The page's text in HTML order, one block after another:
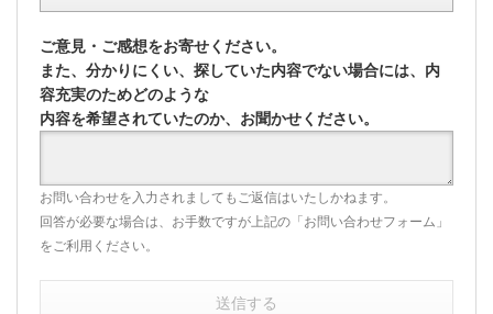
ご意見・ご感想をお寄せください。
また、分かりにくい、探していた内容でない場合には、内
容充実のためどのような
内容を希望されていたのか、お聞かせください。
お問い合わせを入力されましてもご返信はいたしかねます。
回答が必要な場合は、お手数ですが上記の「お問い合わせフォーム」
をご利用ください。
送信する